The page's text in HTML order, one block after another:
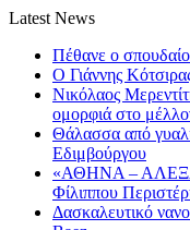
Latest News
Πέθανε ο
Ο Γιάννης
Νικόλαος
ομορφιά στο
Θάλασσα από
Εδιμβούργου
«ΑΘΗΝΑ –
Φίλιππου
Δασκαλευτικό